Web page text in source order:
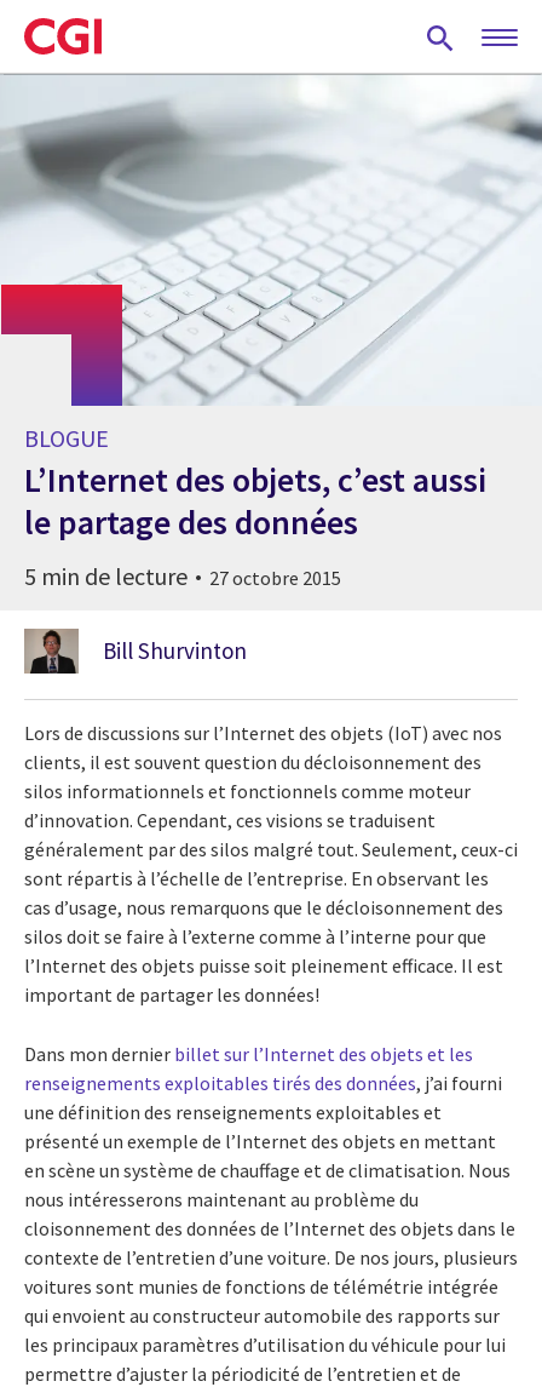
Skip
to
main
BLOGUE
L’Internet des objets, c’est aussi
le partage des données
5 min de lecture 27 octobre 2015
Bill Shurvinton
Lors de discussions sur l’Internet des objets (IoT) avec nos
clients, il est souvent question du décloisonnement des
silos informationnels et fonctionnels comme moteur
d’innovation. Cependant, ces visions se traduisent
généralement par des silos malgré tout. Seulement, ceux-ci
sont répartis à l’échelle de l’entreprise. En observant les
cas d’usage, nous remarquons que le décloisonnement des
silos doit se faire à l’externe comme à l’interne pour que
l’Internet des objets puisse soit pleinement efficace. Il est
important de partager les données!
Dans mon dernier billet sur l’Internet des objets et les
renseignements exploitables tirés des données, j’ai fourni
une définition des renseignements exploitables et
présenté un exemple de l’Internet des objets en mettant
en scène un système de chauffage et de climatisation. Nous
nous intéresserons maintenant au problème du
cloisonnement des données de l’Internet des objets dans le
contexte de l’entretien d’une voiture. De nos jours, plusieurs
voitures sont munies de fonctions de télémétrie intégrée
qui envoient au constructeur automobile des rapports sur
les principaux paramètres d’utilisation du véhicule pour lui
permettre d’ajuster la périodicité de l’entretien et de